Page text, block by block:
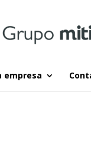
empresa